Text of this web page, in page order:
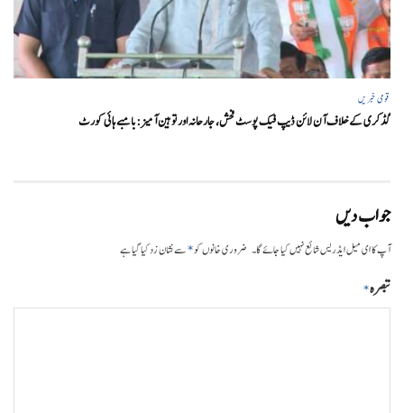
قومی خبریں
گڈکری کے خلاف آن لائن ڈیپ فیک پوسٹ فحش، جارحانہ اور توہین آمیز:بامبے ہائی کورٹ
جواب دیں
آپ کا ای میل ایڈریس شائع نہیں کیا جائے گا۔ ضروری خانوں کو*سے نشان زد کیا گیا ہے
تبصرہ*